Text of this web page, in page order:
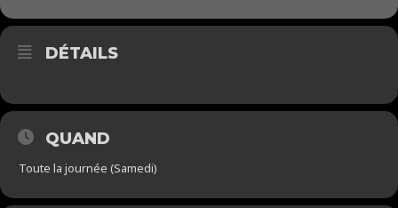
DÉTAILS
QUAND
Toute la journée (Samedi)